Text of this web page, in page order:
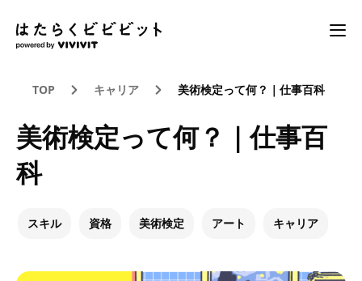
TOP キャリア 美術検定って何？｜仕事百科
美術検定って何？｜仕事百
科
スキル 資格 美術検定 アート キャリア